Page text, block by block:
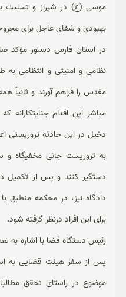
موسی (ع) در شیراز و تسلیت
بهبودی و شفای عاجل برای
در استان فارس دستور مؤکد
نظامی و امنیتی و انتظامی به
مقدس را فراهم آورند و ثانیاً
مباشر این اقدام
دخیل در این حادثه تروریستی
به تروریست جانی مخفیگاه و
دستگیر کنند و پس از تکمیل
دادگاه نیز، در محکمه منطبق
برای این افراد درنظر گرفته شود.
رئیس دستگاه قضا با اشاره به
پس از سفر هیئت قضایی به
موضوع در راستای تحقق